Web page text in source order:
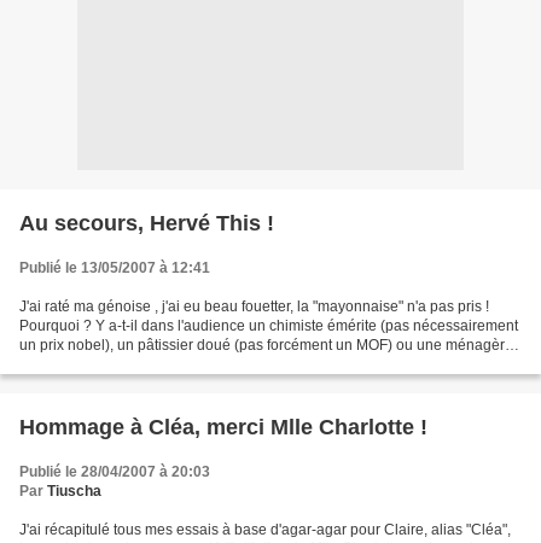
Au secours, Hervé This !
Publié le 13/05/2007 à 12:41
J'ai raté ma génoise , j'ai eu beau fouetter, la "mayonnaise" n'a pas pris !
Pourquoi ? Y a-t-il dans l'audience un chimiste émérite (pas nécessairement
un prix nobel), un pâtissier doué (pas forcément un MOF) ou une ménagère
Hommage à Cléa, merci Mlle Charlotte !
Publié le 28/04/2007 à 20:03
Par Tiuscha
J'ai récapitulé tous mes essais à base d'agar-agar pour Claire, alias "Cléa",